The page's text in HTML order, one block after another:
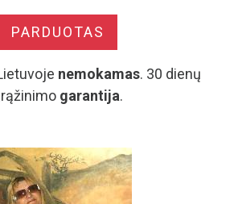
PARDUOTAS
nemokamas. 30 dienų
garantija.